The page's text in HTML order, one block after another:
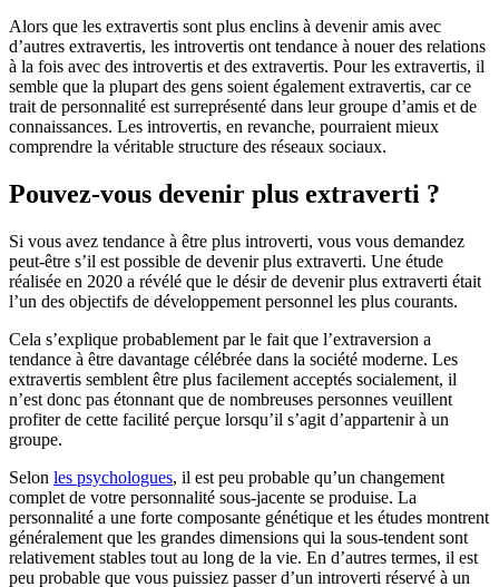
Alors que les extravertis sont plus enclins à devenir amis avec
d’autres extravertis, les introvertis ont tendance à nouer des relations
à la fois avec des introvertis et des extravertis. Pour les extravertis, il
semble que la plupart des gens soient également extravertis, car ce
trait de personnalité est surreprésenté dans leur groupe d’amis et de
connaissances. Les introvertis, en revanche, pourraient mieux
comprendre la véritable structure des réseaux sociaux.
Pouvez-vous devenir plus extraverti ?
Si vous avez tendance à être plus introverti, vous vous demandez
peut-être s’il est possible de devenir plus extraverti. Une étude
réalisée en 2020 a révélé que le désir de devenir plus extraverti était
l’un des objectifs de développement personnel les plus courants.
Cela s’explique probablement par le fait que l’extraversion a
tendance à être davantage célébrée dans la société moderne. Les
extravertis semblent être plus facilement acceptés socialement, il
n’est donc pas étonnant que de nombreuses personnes veuillent
profiter de cette facilité perçue lorsqu’il s’agit d’appartenir à un
groupe.
Selon les psychologues, il est peu probable qu’un changement
complet de votre personnalité sous-jacente se produise. La
personnalité a une forte composante génétique et les études montrent
généralement que les grandes dimensions qui la sous-tendent sont
relativement stables tout au long de la vie. En d’autres termes, il est
peu probable que vous puissiez passer d’un introverti réservé à un